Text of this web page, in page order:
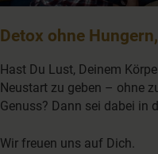
of
minutes,
38
seconds
Detox ohne
Hast Du Lust, Deinem
Neustart zu geben – ohne
Genuss? Dann sei dabei in
Wir freuen uns auf Dich.